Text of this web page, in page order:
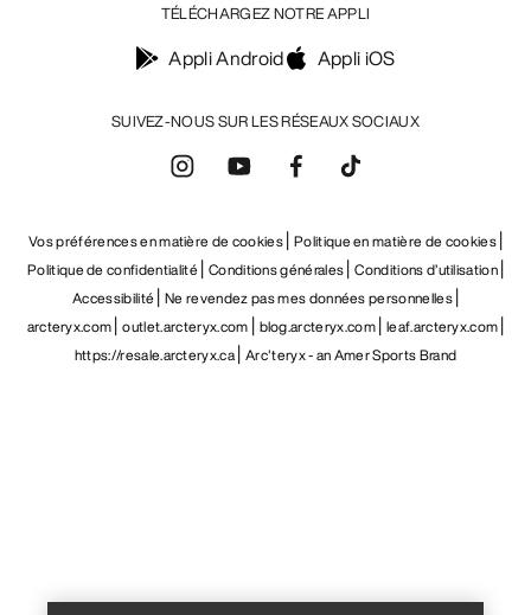
SUIVEZ-NOUS SUR LES RÉSEAUX SOCIAUX
TÉLÉCHARGEZ NOTRE APPLI
Appli Android Appli iOS
Vos préférences en matière de cookies Politique en matière de cookies
Politique de confidentialité Conditions générales Conditions d’utilisation
Accessibilité Ne revendez pas mes données personnelles
arcteryx.com outlet.arcteryx.com blog.arcteryx.com leaf.arcteryx.com
https://resale.arcteryx.ca Arc'teryx - an Amer Sports Brand